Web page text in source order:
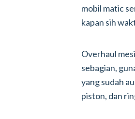
mobil matic
kapan sih
Overhaul
sebagian,
yang sudah
piston, dan